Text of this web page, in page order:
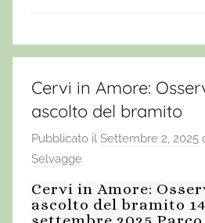
Cervi in Amore:
ascolto del bramito
Pubblicato il Settembre 2, 2025
Selvagge
Cervi in Amore:
ascolto del bramito